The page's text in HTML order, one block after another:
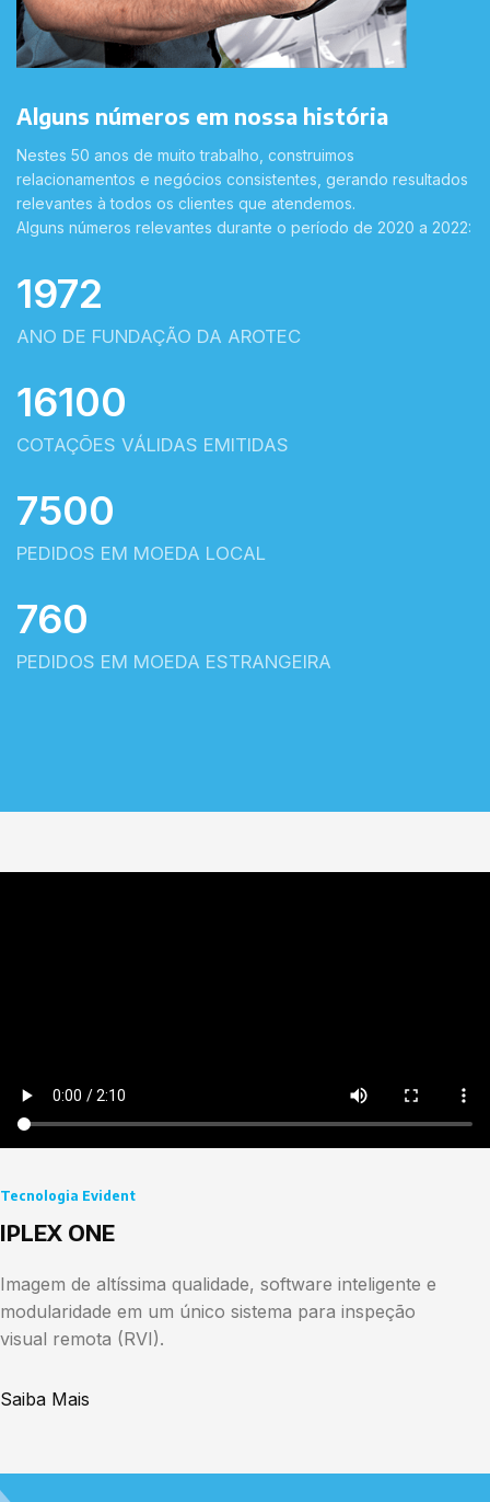
Alguns números em nossa história
Nestes 50 anos de muito trabalho, construimos
relacionamentos e negócios consistentes, gerando resultados
relevantes à todos os clientes que atendemos.
Alguns números relevantes durante o período de 2020 a 2022:
1972
ANO DE FUNDAÇÃO DA AROTEC
16100
COTAÇÕES VÁLIDAS EMITIDAS
7500
PEDIDOS EM MOEDA LOCAL
760
PEDIDOS EM MOEDA ESTRANGEIRA
Tecnologia Evident
IPLEX ONE
Imagem de altíssima qualidade, software inteligente e
modularidade em um único sistema para inspeção
visual remota (RVI).
Saiba Mais